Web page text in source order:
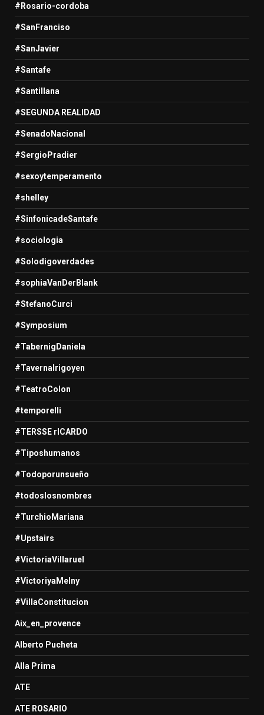
#Rosario-cordoba
#SanFranciso
#SanJavier
#Santafe
#Santillana
#SEGUNDA REALIDAD
#SenadoNacional
#SergioPradier
#sexoytemperamento
#shelley
#SinfonicadeSantafe
#sociologia
#Solodigoverdades
#sophiaVanDerBlank
#StefanoCurci
#Symposium
#TabernigDaniela
#TavernaIrigoyen
#TeatroColon
#temporelli
#TERSSE rICARDO
#Tiposhumanos
#Todoporunsueño
#todoslosnombres
#TurchioMariana
#Upstairs
#VictoriaVillaruel
#VictoriyaMelny
#VillaConstitucion
Aix_en_provence
Alberto Pucheta
Alla Prima
ATE
ATE ROSARIO